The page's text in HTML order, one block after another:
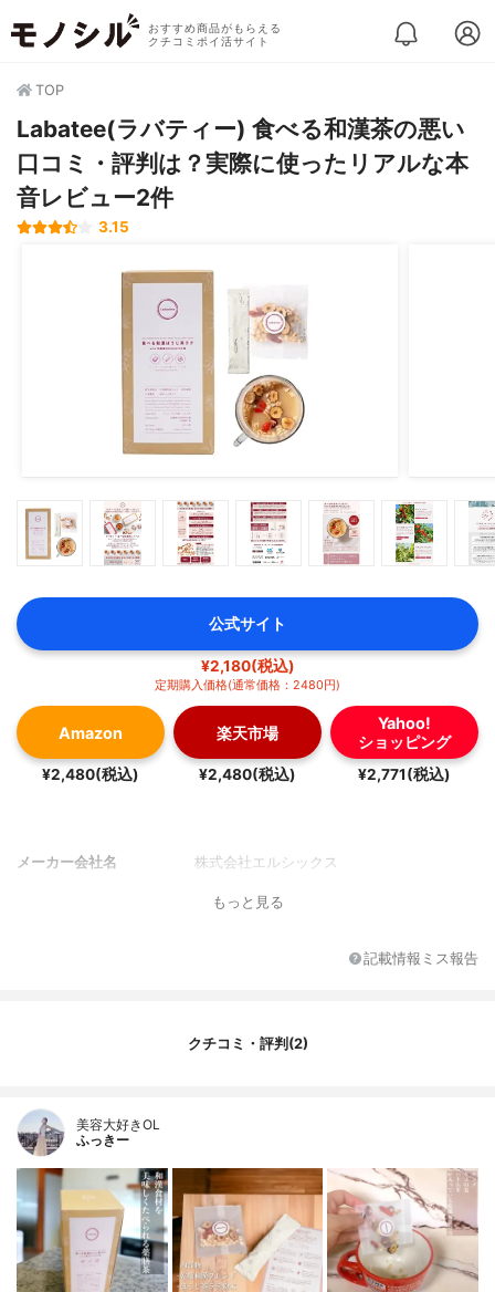
おすすめ商品がもらえる
クチコミポイ活サイト
TOP
Labatee(ラバティー) 食べる和漢茶の悪い
口コミ・評判は？実際に使ったリアルな本
音レビュー2件
3.15
公式サイト
¥2,180(税込)
定期購入価格(通常価格：2480円)
Amazon
¥2,480(税込)
楽天市場
¥2,480(税込)
Yahoo!
ショッピング
¥2,771(税込)
メーカー会社名 株式会社エルシックス
もっと見る
記載情報ミス報告
クチコミ・評判(2)
美容大好きOL
ふっきー